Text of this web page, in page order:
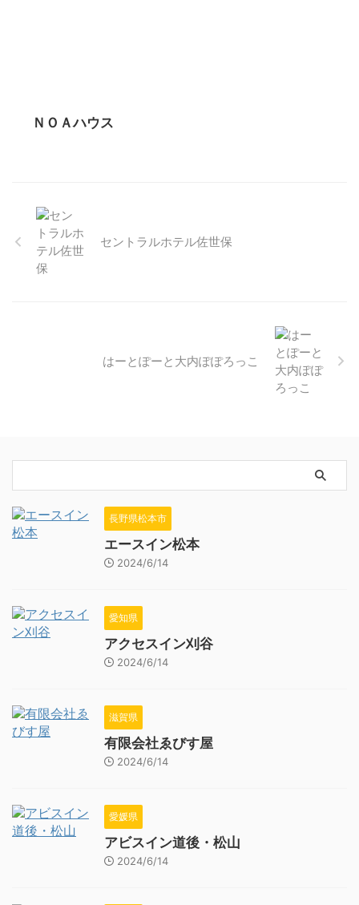
ＮＯＡハウス
セントラルホテル佐世保
はーとぽーと大内ぽぽろっこ
長野県松本市
エースイン松本
2024/6/14
愛知県
アクセスイン刈谷
2024/6/14
滋賀県
有限会社ゑびす屋
2024/6/14
愛媛県
アビスイン道後・松山
2024/6/14